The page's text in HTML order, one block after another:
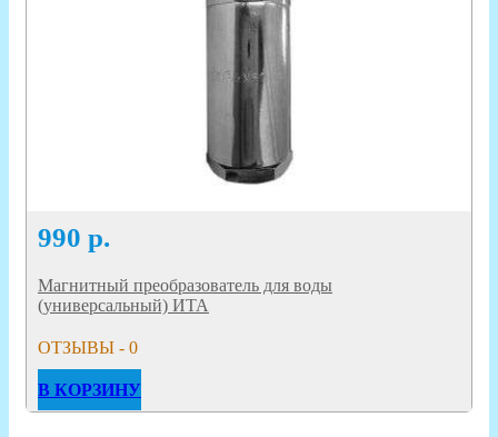
990 р.
Магнитный преобразователь для воды
(универсальный) ИТА
ОТЗЫВЫ - 0
В КОРЗИНУ